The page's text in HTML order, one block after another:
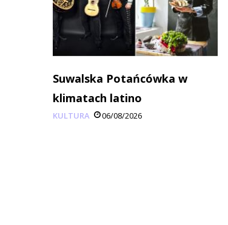
Suwalska Potańcówka w
klimatach latino
KULTURA 06/08/2026